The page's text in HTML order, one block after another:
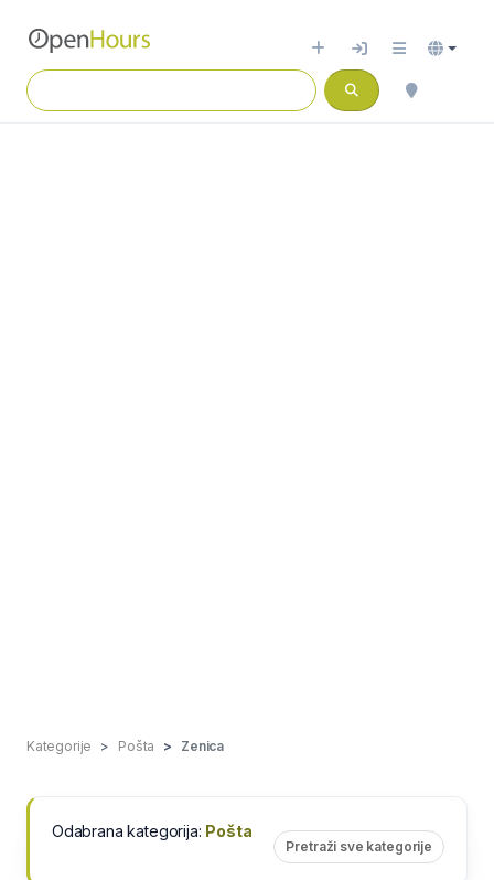
Kategorije Pošta Zenica
Odabrana kategorija: Pošta
Pretraži sve kategorije